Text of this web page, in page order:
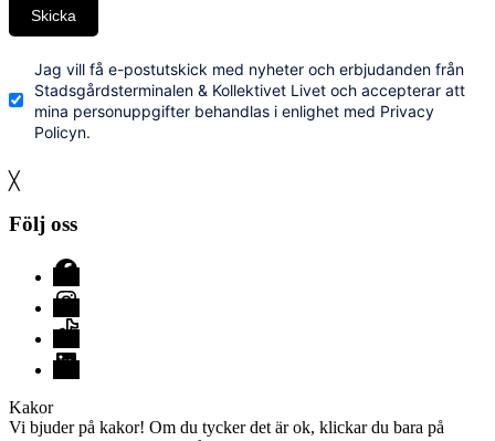
Skicka
Jag vill få e-postutskick med nyheter och erbjudanden från
Stadsgårdsterminalen & Kollektivet Livet och accepterar att
mina personuppgifter behandlas i enlighet med Privacy
Policyn.
╳
Följ oss
Facebook
Instagram
TikTok
LinkedIn
Kakor
Vi bjuder på kakor! Om du tycker det är ok, klickar du bara på